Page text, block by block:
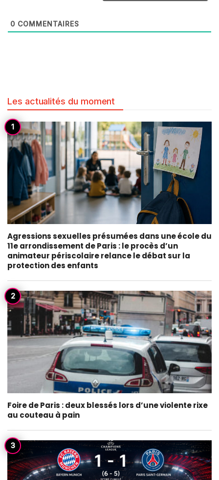
0 COMMENTAIRES
Les actualités du moment
Agressions sexuelles présumées dans une école du
11e arrondissement de Paris : le procès d’un
animateur périscolaire relance le débat sur la
protection des enfants
Foire de Paris : deux blessés lors d’une violente rixe
au couteau à pain